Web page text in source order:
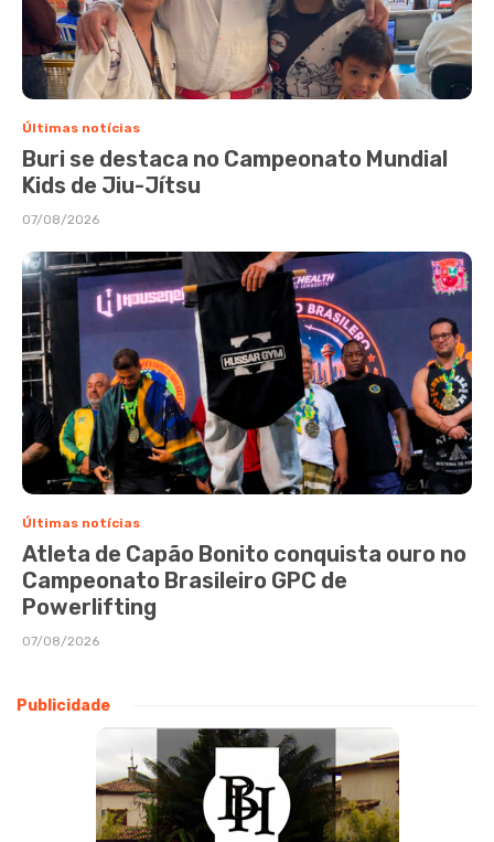
Últimas notícias
Buri se destaca no Campeonato Mundial
Kids de Jiu-Jítsu
07/08/2026
Últimas notícias
Atleta de Capão Bonito conquista ouro no
Campeonato Brasileiro GPC de
Powerlifting
07/08/2026
Publicidade